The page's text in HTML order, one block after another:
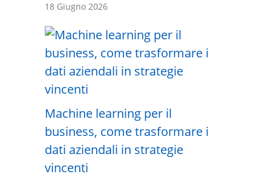
18 Giugno 2026
Machine learning per il
business, come trasformare i
dati aziendali in strategie
vincenti